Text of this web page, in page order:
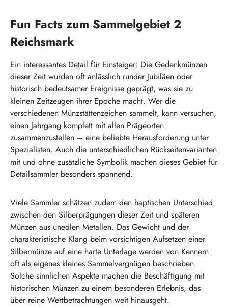
Fun Facts zum Sammelgebiet 2
Reichsmark
Ein interessantes Detail für Einsteiger: Die Gedenkmünzen
dieser Zeit wurden oft anlässlich runder Jubiläen oder
historisch bedeutsamer Ereignisse geprägt, was sie zu
kleinen Zeitzeugen ihrer Epoche macht. Wer die
verschiedenen Münzstättenzeichen sammelt, kann versuchen,
einen Jahrgang komplett mit allen Prägeorten
zusammenzustellen – eine beliebte Herausforderung unter
Spezialisten. Auch die unterschiedlichen Rückseitenvarianten
mit und ohne zusätzliche Symbolik machen dieses Gebiet für
Detailsammler besonders spannend.
Viele Sammler schätzen zudem den haptischen Unterschied
zwischen den Silberprägungen dieser Zeit und späteren
Münzen aus unedlen Metallen. Das Gewicht und der
charakteristische Klang beim vorsichtigen Aufsetzen einer
Silbermünze auf eine harte Unterlage werden von Kennern
oft als eigenes kleines Sammelvergnügen beschrieben.
Solche sinnlichen Aspekte machen die Beschäftigung mit
historischen Münzen zu einem besonderen Erlebnis, das
über reine Wertbetrachtungen weit hinausgeht.